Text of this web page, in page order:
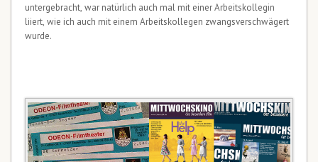
untergebracht, war natürlich auch mal mit einer Arbeitskollegin
liiert, wie ich auch mit einem Arbeitskollegen zwangsverschwägert
wurde.